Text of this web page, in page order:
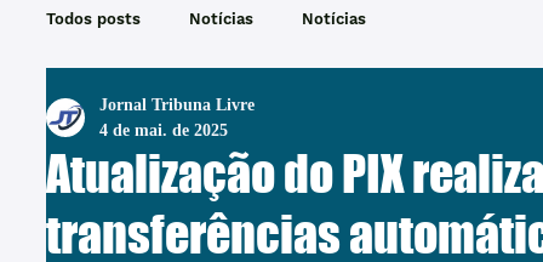
Todos posts Notícias Notícias
Atualização do PIX
transferências
Jornal Tribuna Livre
4 de mai. de 2025